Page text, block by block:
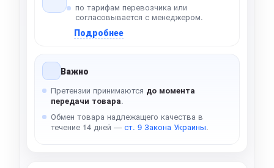
по тарифам перевозчика или
согласовывается с менеджером.
Подробнее
Важно
Претензии принимаются до момента
передачи товара.
Обмен товара надлежащего качества в
течение 14 дней — ст. 9 Закона Украины.